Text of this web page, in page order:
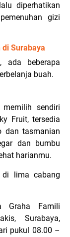
diperhatikan
gizi
Surabaya
ada beberapa
buah.
sendiri
Fruit, tersedia
dan tasmanian
dan bumbu
harianmu.
lima cabang
Graha Famili
Surabaya,
pukul 08.00 –